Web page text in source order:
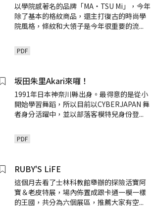
以學院感著名的品牌「MA‧TSU Mi」，今年
除了基本的格紋商品，還主打復古的時尚學
院風格，條紋和大領子是今年很重要的流...
PDF
坂田朱里Akari來囉！
1991年日本神奈川縣出身。最得意的是從小
開始學習舞蹈，所以目前以CYBERJAPAN 舞
者身分活躍中，並以部落客模特兒身份登...
PDF
RUBY'S LiFE
這個月去看了士林科教館舉辦的探險活寶阿
寶＆老皮特展，場內佈置成跟卡通一模一樣
的王國，共分為六個展區，推薦大家有空...